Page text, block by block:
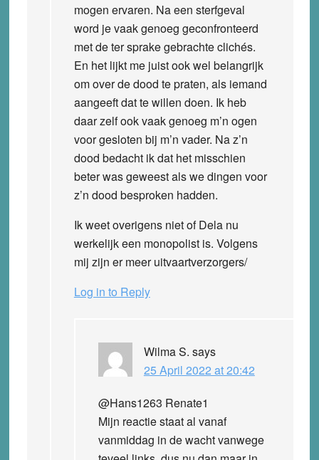
mogen ervaren. Na een sterfgeval
word je vaak genoeg geconfronteerd
met de ter sprake gebrachte clichés.
En het lijkt me juist ook wel belangrijk
om over de dood te praten, als iemand
aangeeft dat te willen doen. Ik heb
daar zelf ook vaak genoeg m’n ogen
voor gesloten bij m’n vader. Na z’n
dood bedacht ik dat het misschien
beter was geweest als we dingen voor
z’n dood besproken hadden.
Ik weet overigens niet of Dela nu
werkelijk een monopolist is. Volgens
mij zijn er meer uitvaartverzorgers/
Log in to Reply
Wilma S. says
25 April 2022 at 20:42
@Hans1263 Renate1
Mijn reactie staat al vanaf
vanmiddag in de wacht vanwege